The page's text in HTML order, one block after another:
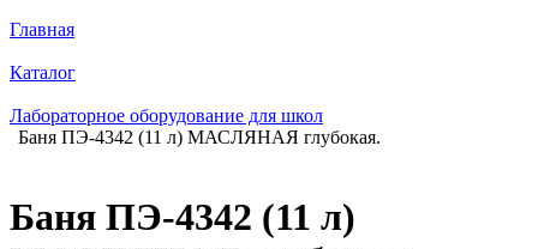
Главная
Каталог
Лабораторное оборудование для школ
Баня ПЭ-4342 (11 л) МАСЛЯНАЯ глубокая.
Баня ПЭ-4342 (11 л)